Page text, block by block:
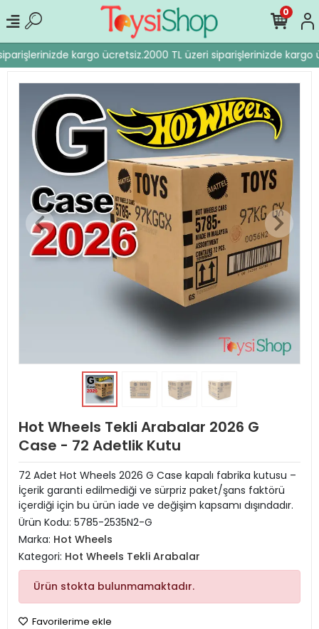
kargo ücretsiz.2000 TL üzeri siparişlerinizde kargo
0
Hot Wheels Tekli Arabalar 2026 G
Case - 72 Adetlik Kutu
72 Adet Hot Wheels 2026 G Case kapalı fabrika kutusu –
İçerik garanti edilmediği ve sürpriz paket/şans faktörü
içerdiği için bu ürün iade ve değişim kapsamı dışındadır.
Ürün Kodu: 5785-2535N2-G
Marka: Hot Wheels
Kategori: Hot Wheels Tekli Arabalar
Ürün stokta bulunmamaktadır.
Favorilerime ekle